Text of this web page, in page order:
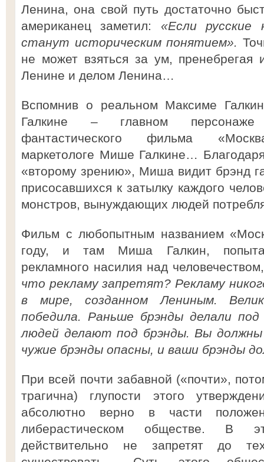
Ленина, она свой путь достаточно
американец заметил: «Если
станут историческим понятием».
не может взяться за ум,
Ленине и делом Ленина…
Вспомнив о реальном Максиме
Галкине – главном персонаже
фантастического фильма
маркетологе Мише Галкине…
«второму зрению», Миша видит брэнд
присосавшихся к затылку каждого
монстров, вынуждающих людей
Фильм с любопытным названием
году, и там Миша Галкин,
рекламного насилия над
что рекламу запретят? Рекламу
в мире, созданном Лениным.
победила. Раньше брэнды делали
людей делают под брэнды. Вы
чужие брэнды опасны, и ваши брэнды
При всей почти забавной («почти»,
трагична) глупости этого
абсолютно верно в части
либерастическом обществе. В
действительно не запретят до